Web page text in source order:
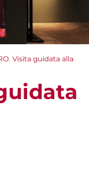
Visita guidata alla